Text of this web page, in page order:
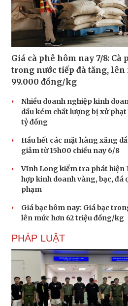
Giá cà phê hôm nay 7/8: Cà
trong nước tiếp đà tăng, lên
99.000 đồng/kg
Nhiều doanh nghiệp kinh
dầu kém chất lượng bị xử phạt
tỷ đồng
Hầu hết các mặt hàng xăng
giảm từ 15h00 chiều nay 6/8
Vĩnh Long kiểm tra phát hiện
hợp kinh doanh vàng, bạc, đá
phạm
Giá bạc hôm nay: Giá bạc
lên mức hơn 62 triệu đồng/kg
PHÁP LUẬT